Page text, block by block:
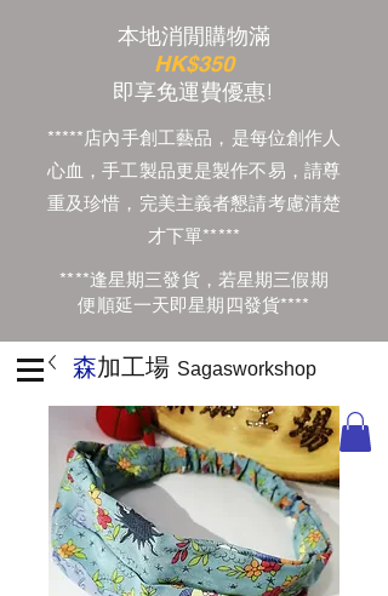
本地消閒購物滿
HK$350
​即享免運費優惠!
*****店內手創工藝品，是每位創作人
心血，手工製品更是製作不易，請尊
重及珍惜，完美主義者懇請考慮清楚
才下單*****
****逢星期三發貨，若星期三假期
便順延一天即星期四發貨****
森加工場 Sagasworkshop